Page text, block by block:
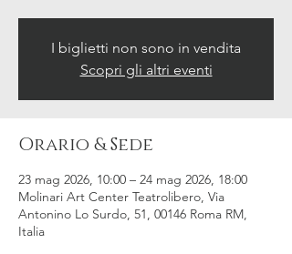
I biglietti non sono in vendita
Scopri gli altri eventi
Orario & Sede
23 mag 2026, 10:00 – 24 mag 2026, 18:00
Molinari Art Center Teatrolibero, Via
Antonino Lo Surdo, 51, 00146 Roma RM,
Italia